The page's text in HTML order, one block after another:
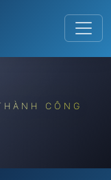
CÔNG